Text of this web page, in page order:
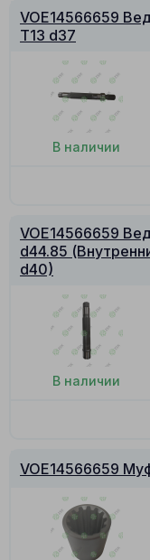
VOE14566659
T13 d37
В наличии
VOE14566659
d44.85
d40)
В наличии
VOE14566659